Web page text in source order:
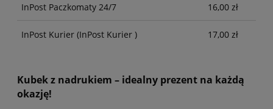
InPost Paczkomaty 24/7 16,00 zł
InPost Kurier(InPost Kurier ) 17,00 zł
Kubek z nadrukiem – idealny prezent na każdą
okazję!